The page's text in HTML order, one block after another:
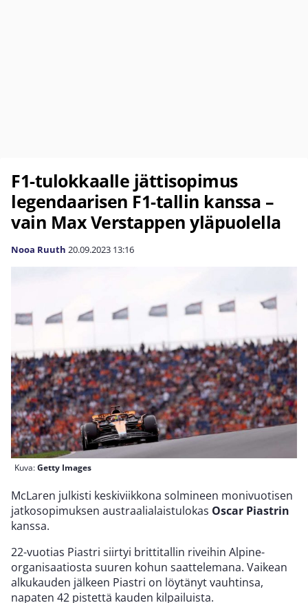
F1-tulokkaalle jättisopimus
legendaarisen F1-tallin kanssa –
vain Max Verstappen yläpuolella
Nooa Ruuth 20.09.2023 13:16
Kuva:Getty Images
McLaren julkisti keskiviikkona solmineen monivuotisen
jatkosopimuksen austraalialaistulokas Oscar Piastrin
kanssa.
22-vuotias Piastri siirtyi brittitallin riveihin Alpine-
organisaatiosta suuren kohun saattelemana. Vaikean
alkukauden jälkeen Piastri on löytänyt vauhtinsa,
napaten 42 pistettä kauden kilpailuista.